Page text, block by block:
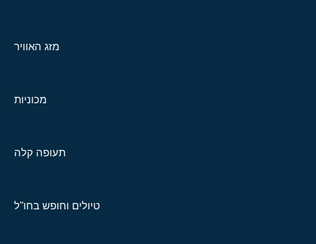
מזג האוויר
מכוניות
תעופה קלה
טיולים וחופש בחו"ל